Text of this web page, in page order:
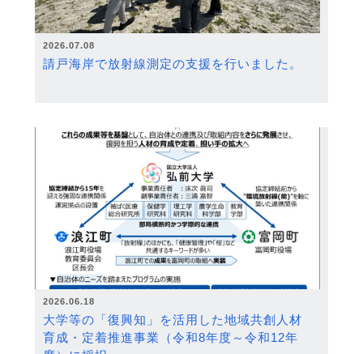
2026.07.08
請戸海岸で放射線測定の支援を行いました。
2026.06.18
大学等の「復興知」を活用した地域共創人材
育成・定着推進事業（令和8年度～令和12年